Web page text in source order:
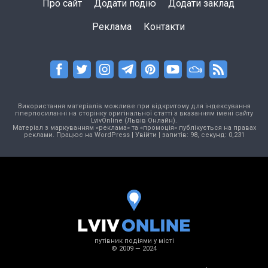
Про сайт Додати подію Додати заклад
Реклама Контакти
Використання матеріалів можливе при відкритому для індексування
гіперпосиланні на сторінку оригінальної статті з вказанням імені сайту
LvivOnline (Львів Онлайн).
Матеріал з маркуванням «реклама» та «промоція» публікується на правах
реклами. Працює на WordPress| Увійти | запитів: 98, секунд: 0,231
путівник подіями у місті
© 2009 — 2024